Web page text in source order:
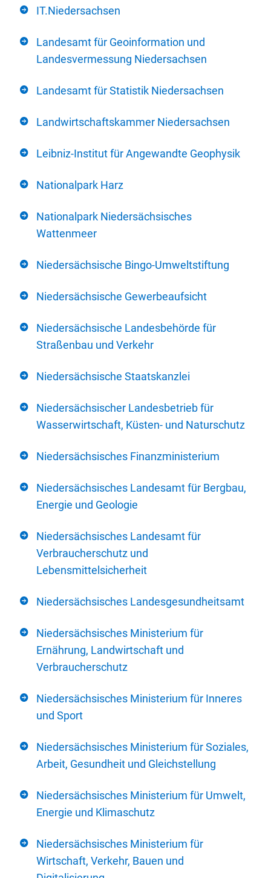
IT.Niedersachsen
Landesamt für Geoinformation und
Landesvermessung Niedersachsen
Landesamt für Statistik Niedersachsen
Landwirtschaftskammer Niedersachsen
Leibniz-Institut für Angewandte Geophysik
Nationalpark Harz
Nationalpark Niedersächsisches
Wattenmeer
Niedersächsische Bingo-Umweltstiftung
Niedersächsische Gewerbeaufsicht
Niedersächsische Landesbehörde für
Straßenbau und Verkehr
Niedersächsische Staatskanzlei
Niedersächsischer Landesbetrieb für
Wasserwirtschaft, Küsten- und Naturschutz
Niedersächsisches Finanzministerium
Niedersächsisches Landesamt für Bergbau,
Energie und Geologie
Niedersächsisches Landesamt für
Verbraucherschutz und
Lebensmittelsicherheit
Niedersächsisches Landesgesundheitsamt
Niedersächsisches Ministerium für
Ernährung, Landwirtschaft und
Verbraucherschutz
Niedersächsisches Ministerium für Inneres
und Sport
Niedersächsisches Ministerium für Soziales,
Arbeit, Gesundheit und Gleichstellung
Niedersächsisches Ministerium für Umwelt,
Energie und Klimaschutz
Niedersächsisches Ministerium für
Wirtschaft, Verkehr, Bauen und